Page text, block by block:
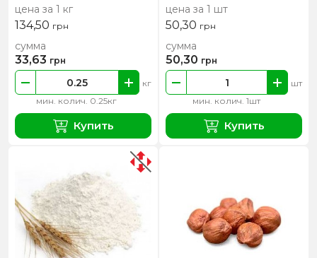
цена за 1 кг
134,50 грн
мин. колич. 0.25кг
кг
сумма
33,63 грн
Купить
цена за 1 шт
50,30 грн
мин. колич. 1шт
шт
сумма
50,30 грн
Купить